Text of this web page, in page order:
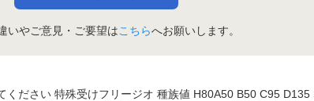
いやご意見・ご要望はこちらへお願いします。
ください 特殊受けフリージオ 種族値 H80A50 B50 C95 D135